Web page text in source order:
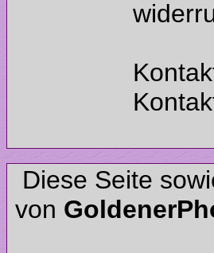
Diese Seite
von